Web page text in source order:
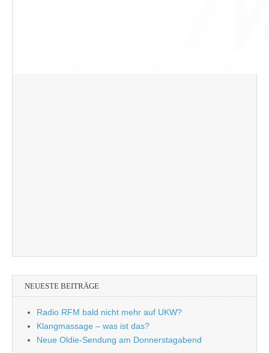
NEUESTE BEITRÄGE
Radio RFM bald nicht mehr auf UKW?
Klangmassage – was ist das?
Neue Oldie-Sendung am Donnerstagabend